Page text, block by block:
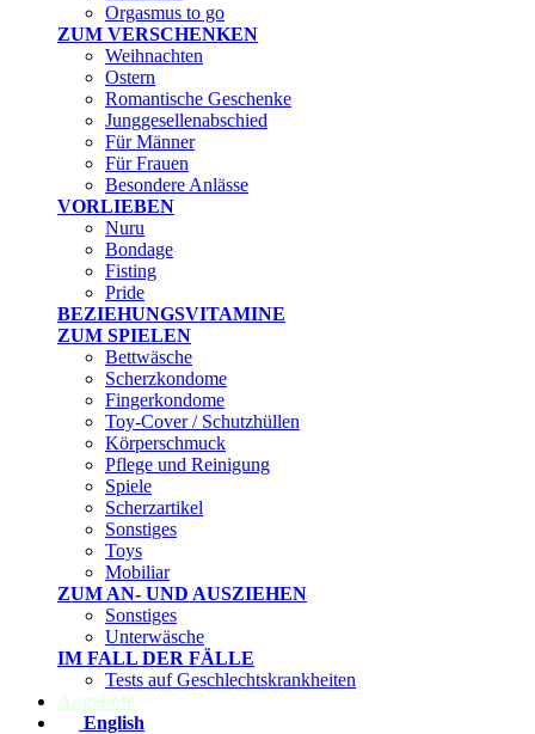
Orgasmus to go
ZUM VERSCHENKEN
Weihnachten
Ostern
Romantische Geschenke
Junggesellenabschied
Für Männer
Für Frauen
Besondere Anlässe
VORLIEBEN
Nuru
Bondage
Fisting
Pride
BEZIEHUNGSVITAMINE
ZUM SPIELEN
Bettwäsche
Scherzkondome
Fingerkondome
Toy-Cover / Schutzhüllen
Körperschmuck
Pflege und Reinigung
Spiele
Scherzartikel
Sonstiges
Toys
Mobiliar
ZUM AN- UND AUSZIEHEN
Sonstiges
Unterwäsche
IM FALL DER FÄLLE
Tests auf Geschlechtskrankheiten
Angebote
English